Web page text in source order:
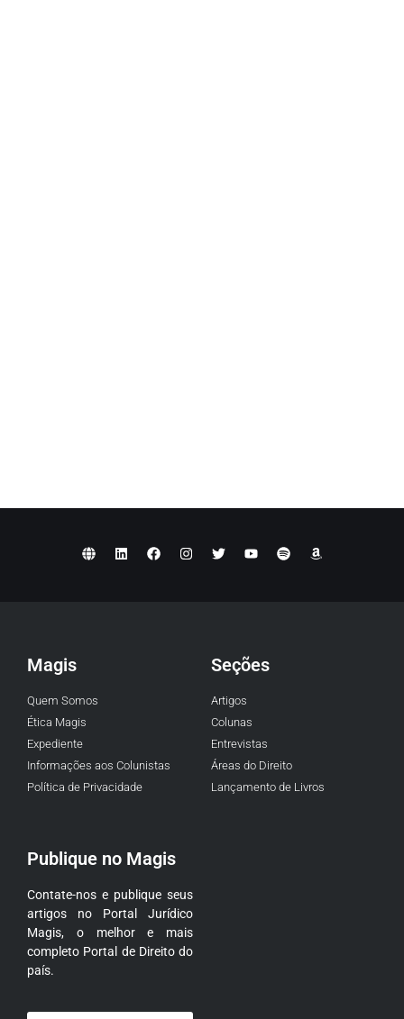
Magis
Quem Somos
Ética Magis
Expediente
Informações aos Colunistas
Política de Privacidade
Seções
Artigos
Colunas
Entrevistas
Áreas do Direito
Lançamento de Livros
Publique no Magis
Contate-nos e publique seus
artigos no Portal Jurídico
Magis, o melhor e mais
completo Portal de Direito do
país.